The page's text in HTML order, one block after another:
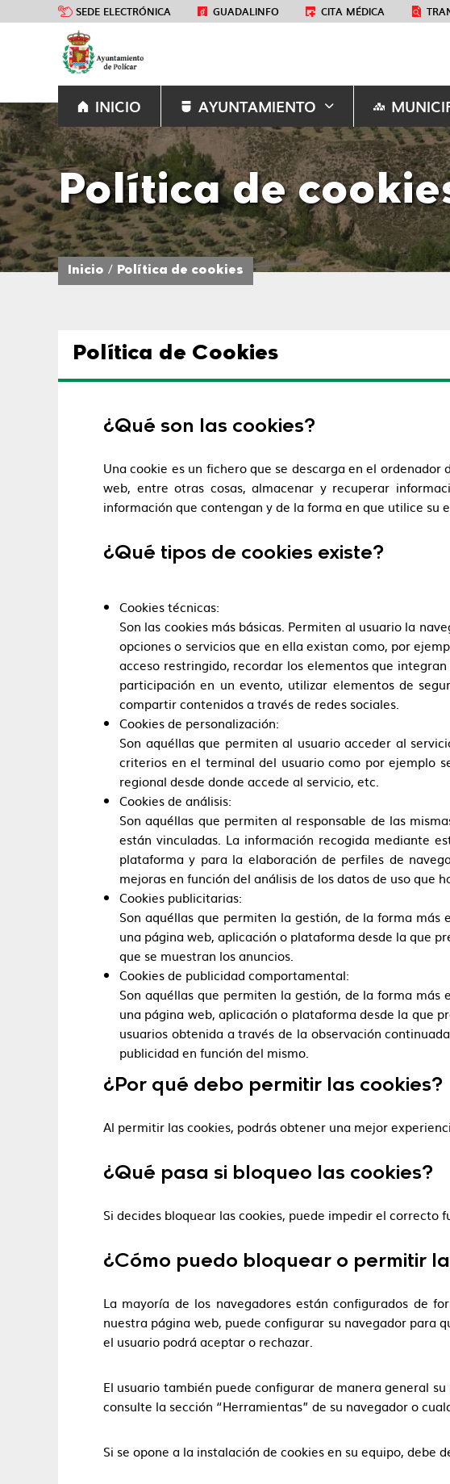
SEDE ELECTRÓNICA GUADALINFO CITA MÉDICA
INICIO AYUNTAMIENTO
Política de
Inicio Política de cookies
Política de Cookies
¿Qué son las cookies?
Una cookie es un fichero que se descarga en el
web, entre otras cosas, almacenar y recuperar
información que contengan y de la forma en que utilice su
¿Qué tipos de cookies existe?
Cookies técnicas:
Son las cookies más básicas. Permiten al usuario la
opciones o servicios que en ella existan como, por
acceso restringido, recordar los elementos que
participación en un evento, utilizar elementos de
compartir contenidos a través de redes sociales.
Cookies de personalización:
Son aquéllas que permiten al usuario acceder al
criterios en el terminal del usuario como por ejemplo
regional desde donde accede al servicio, etc.
Cookies de análisis:
Son aquéllas que permiten al responsable de las
están vinculadas. La información recogida mediante
plataforma y para la elaboración de perfiles de
mejoras en función del análisis de los datos de uso que
Cookies publicitarias:
Son aquéllas que permiten la gestión, de la forma más
una página web, aplicación o plataforma desde la que
que se muestran los anuncios.
Cookies de publicidad comportamental:
Son aquéllas que permiten la gestión, de la forma más
una página web, aplicación o plataforma desde la que
usuarios obtenida a través de la observación
publicidad en función del mismo.
¿Por qué debo permitir las cookies?
Al permitir las cookies, podrás obtener una mejor
¿Qué pasa si bloqueo las cookies?
Si decides bloquear las cookies, puede impedir el
¿Cómo puedo bloquear o permitir
La mayoría de los navegadores están configurados de
nuestra página web, puede configurar su navegador para
el usuario podrá aceptar o rechazar.
El usuario también puede configurar de manera general
consulte la sección “Herramientas” de su navegador o
Si se opone a la instalación de cookies en su equipo, debe